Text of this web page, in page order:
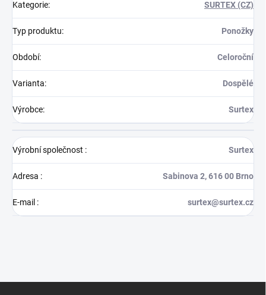
Kategorie: SURTEX (CZ)
Typ produktu: Ponožky
Období: Celoroční
Varianta: Dospělé
Výrobce: Surtex
Výrobní společnost : Surtex
Adresa : Sabinova 2, 616 00 Brno
E-mail : surtex@surtex.cz